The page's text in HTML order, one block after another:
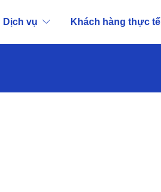
Dịch vụ Khách hàng thực tế